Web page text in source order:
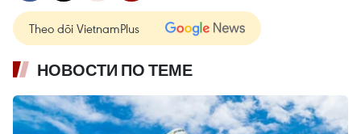
Theo dõi VietnamPlus
НОВОСТИ ПО ТЕМЕ